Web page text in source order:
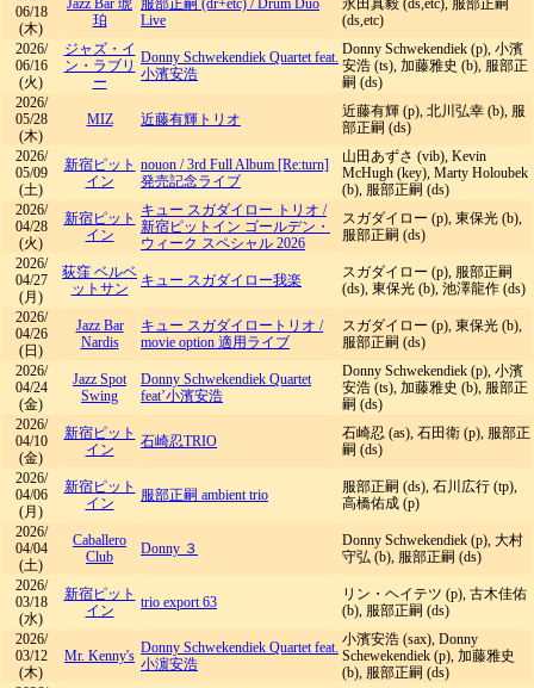
06/18
(木)
Jazz Bar 琥
珀
服部正嗣 (dr+etc) /Drum Duo
Live
永田真毅 (ds,etc), 服部正嗣
(ds,etc)
2026/
06/16
(火)
ジャズ・イ
ン・ラブリ
ー
Donny Schwekendiek Quartet feat.
小濱安浩
Donny Schwekendiek (p), 小濱
安浩 (ts), 加藤雅史 (b), 服部正
嗣 (ds)
2026/
05/28
(木)
MIZ 近藤有輝トリオ
近藤有輝 (p), 北川弘幸 (b), 服
部正嗣 (ds)
2026/
05/09
(土)
新宿ピット
イン
nouon /3rd Full Album [Re:turn]
発売記念ライブ
山田あずさ (vib), Kevin
McHugh (key), Marty Holoubek
(b), 服部正嗣 (ds)
2026/
04/28
(火)
新宿ピット
イン
キュー スガダイロー トリオ /
新宿ピットイン ゴールデン・
ウィーク スペシャル 2026
スガダイロー (p), 東保光 (b),
服部正嗣 (ds)
2026/
04/27
(月)
荻窪 ベルベ
ットサン
キュー スガダイロー我楽
スガダイロー (p), 服部正嗣
(ds), 東保光 (b), 池澤龍作 (ds)
2026/
04/26
(日)
Jazz Bar
Nardis
キュー スガダイロートリオ /
movie option 適用ライブ
スガダイロー (p), 東保光 (b),
服部正嗣 (ds)
2026/
04/24
(金)
Jazz Spot
Swing
Donny Schwekendiek Quartet
feat’小濱安浩
Donny Schwekendiek (p), 小濱
安浩 (ts), 加藤雅史 (b), 服部正
嗣 (ds)
2026/
04/10
(金)
新宿ピット
イン
石崎忍TRIO
石崎忍 (as), 石田衛 (p), 服部正
嗣 (ds)
2026/
04/06
(月)
新宿ピット
イン
服部正嗣 ambient trio
服部正嗣 (ds), 石川広行 (tp),
高橋佑成 (p)
2026/
04/04
(土)
Caballero
Club
Donny ３
Donny Schwekendiek (p), 大村
守弘 (b), 服部正嗣 (ds)
2026/
03/18
(水)
新宿ピット
イン
trio export 63
リン・ヘイテツ (p), 古木佳佑
(b), 服部正嗣 (ds)
2026/
03/12
(木)
Mr. Kenny's Donny Schwekendiek Quartet feat.
小濵安浩
小濱安浩 (sax), Donny
Schewekendiek (p), 加藤雅史
(b), 服部正嗣 (ds)